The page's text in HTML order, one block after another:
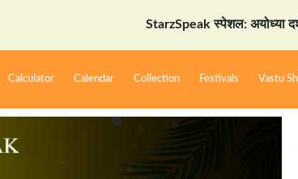
StarzSpeak स्पेशल: अयोध्या दर्शन गाइड
Calculator Calendar Collection Festivals Vastu